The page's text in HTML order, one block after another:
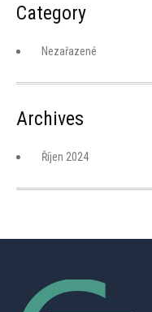
Category
Nezařazené
Archives
Říjen 2024